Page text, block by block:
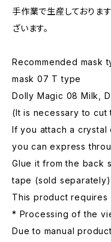
手作業で生産しておりま
ざいます。
Recommended mask
mask 07 T type
Dolly Magic 08 Milk,
(It is necessary to cut
If you attach a crystal
you can express
Glue it from the back
tape (sold separately)
This product requires
* Processing of the
Due to manual